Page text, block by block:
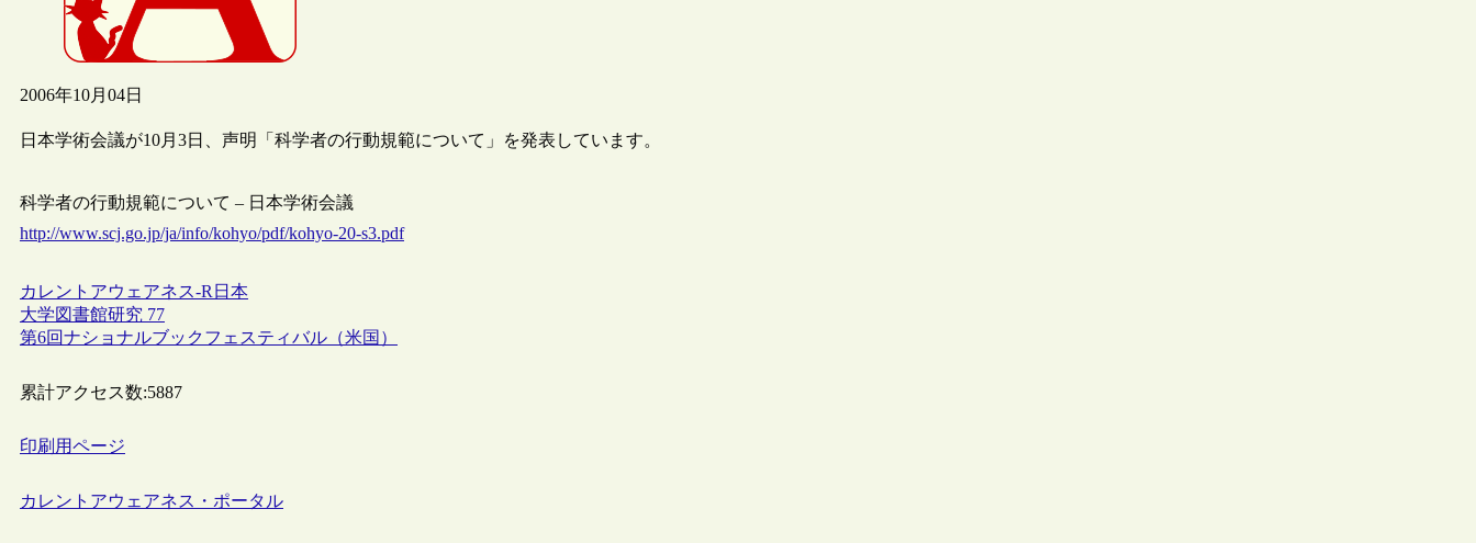
2006年10月04日
日本学術会議が10月3日、声明「科学者の行動規範について」を発表しています。
科学者の行動規範について – 日本学術会議
http://www.scj.go.jp/ja/info/kohyo/pdf/kohyo-20-s3.pdf
カレントアウェアネス-R 日本
大学図書館研究 77
第6回ナショナルブックフェスティバル（米国）
累計アクセス数:5887
印刷用ページ
カレントアウェアネス・ポータル